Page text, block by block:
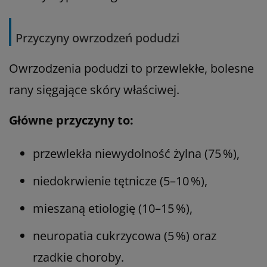
Przyczyny owrzodzeń podudzi
Owrzodzenia podudzi to przewlekłe, bolesne
rany sięgające skóry właściwej.
Główne przyczyny to:
przewlekła niewydolność żylna (75 %),
niedokrwienie tętnicze (5–10 %),
mieszaną etiologię (10–15 %),
neuropatia cukrzycowa (5 %) oraz
rzadkie choroby.